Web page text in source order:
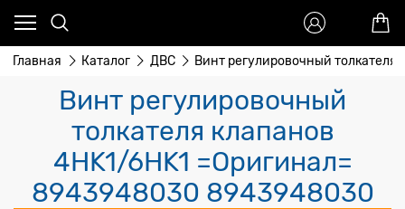
Главная Каталог ДВС Винт регулировочный толкателя
Винт регулировочный
толкателя клапанов
4HK1/6HK1 =Оригинал=
8943948030 8943948030